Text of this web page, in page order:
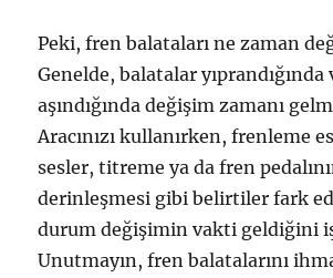
Peki, fren balataları ne zaman
Genelde, balatalar yıprandığında
aşındığında değişim zamanı
Aracınızı kullanırken, frenleme
sesler, titreme ya da fren
derinleşmesi gibi belirtiler fark
durum değişimin vakti geldiğini
Unutmayın, fren balatalarını